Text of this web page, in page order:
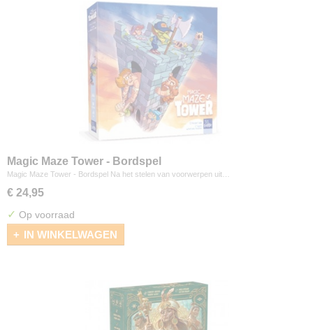
Magic Maze Tower - Bordspel
Magic Maze Tower - Bordspel Na het stelen van voorwerpen uit…
€ 24,95
✓ Op voorraad
IN WINKELWAGEN